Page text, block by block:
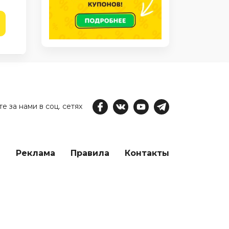
за нами в соц. сетях
Реклама Правила Контакты